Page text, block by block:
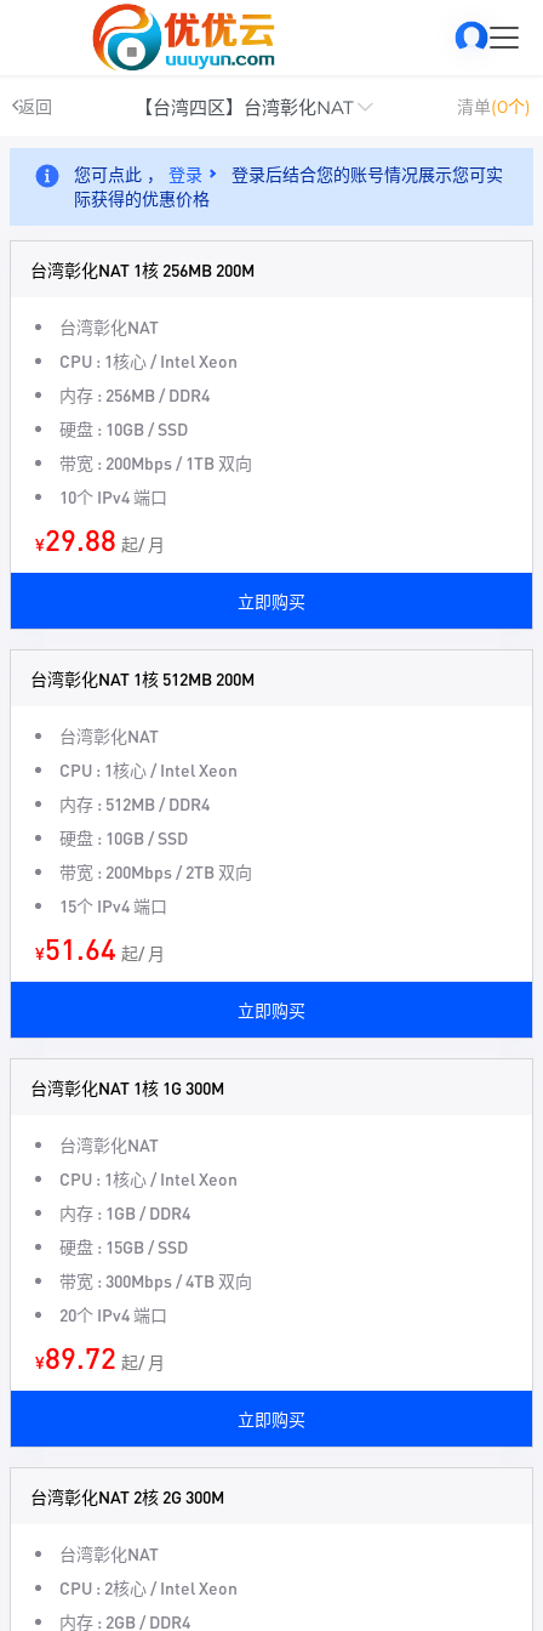
返回 【台湾四区】台湾彰化NAT 清单(0个)
您可点此 ， 登录
登录后结合您的账号情况展示您可实
际获得的优惠价格
台湾彰化NAT 1核 256MB 200M
台湾彰化NAT
CPU : 1核心 / Intel Xeon
内存 : 256MB / DDR4
硬盘 : 10GB / SSD
带宽 : 200Mbps / 1TB 双向
10个 IPv4 端口
¥29.88 起/ 月
立即购买
台湾彰化NAT 1核 512MB 200M
台湾彰化NAT
CPU : 1核心 / Intel Xeon
内存 : 512MB / DDR4
硬盘 : 10GB / SSD
带宽 : 200Mbps / 2TB 双向
15个 IPv4 端口
¥51.64 起/ 月
立即购买
台湾彰化NAT 1核 1G 300M
台湾彰化NAT
CPU : 1核心 / Intel Xeon
内存 : 1GB / DDR4
硬盘 : 15GB / SSD
带宽 : 300Mbps / 4TB 双向
20个 IPv4 端口
¥89.72 起/ 月
立即购买
台湾彰化NAT 2核 2G 300M
台湾彰化NAT
CPU : 2核心 / Intel Xeon
内存 : 2GB / DDR4